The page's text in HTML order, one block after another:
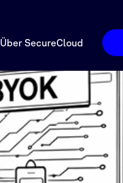
Über SecureCloud